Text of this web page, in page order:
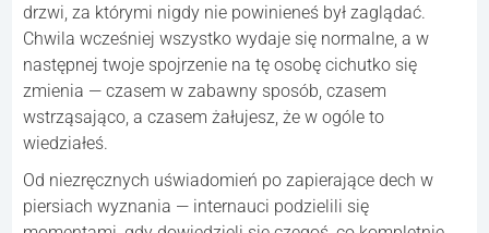
drzwi, za którymi nigdy nie powinieneś był zaglądać.
Chwila wcześniej wszystko wydaje się normalne, a w
następnej twoje spojrzenie na tę osobę cichutko się
zmienia — czasem w zabawny sposób, czasem
wstrząsająco, a czasem żałujesz, że w ogóle to
wiedziałeś.
Od niezręcznych uświadomień po zapierające dech w
piersiach wyznania — internauci podzielili się